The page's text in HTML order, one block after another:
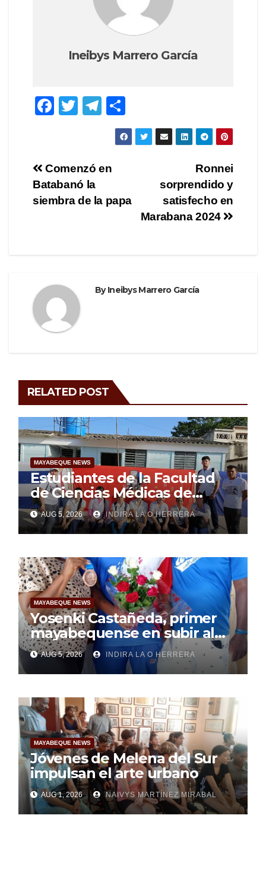
Ineibys Marrero García
F
e
b
o
T
er
T
el
gr
m
h
ar
Post
navigation
Ronnei
sorprendido y
satisfecho en
Marabana 2024
Comenzó en
Batabanó la
siembra de la papa
ByIneibys Marrero García
RELATED POST
MAYABEQUE NEWS
Estudiantes de la Facultad
de Ciencias Médicas de
Mayabeque realizan
pesquisa
AUG 5, 2026 INDIRA LA O HERRERA
MAYABEQUE NEWS
Yosenki Castañeda, primer
mayabequense en subir al
podio centroamericano
AUG 5, 2026 INDIRA LA O HERRERA
MAYABEQUE NEWS
Jóvenes de Melena del Sur
impulsan el arte urbano
AUG 1, 2026 NAIVYS MARTÍNEZ MIRABAL